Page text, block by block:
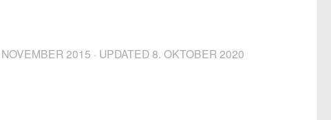
2015 · UPDATED8. OKTOBER 2020